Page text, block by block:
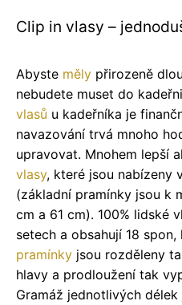
Clip in vlasy –
Abyste měly přirozeně
nebudete muset do
vlasů u kadeřníka je
navazování trvá mnoho
upravovat. Mnohem lepší
vlasy, které jsou nabízeny
(základní pramínky jsou k
cm a 61 cm). 100% lidské
setech a obsahují 18
pramínky jsou rozděleny
hlavy a prodloužení tak
Gramáž jednotlivých